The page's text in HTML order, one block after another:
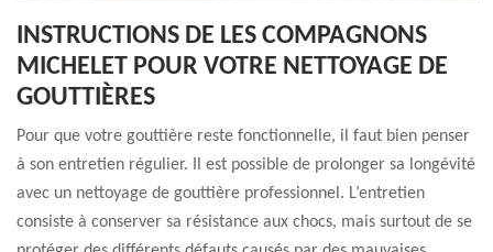
INSTRUCTIONS DE LES COMPAGNONS
MICHELET POUR VOTRE NETTOYAGE DE
GOUTTIÈRES
Pour que votre gouttière reste fonctionnelle, il faut bien penser
à son entretien régulier. Il est possible de prolonger sa longévité
avec un nettoyage de gouttière professionnel. L’entretien
consiste à conserver sa résistance aux chocs, mais surtout de se